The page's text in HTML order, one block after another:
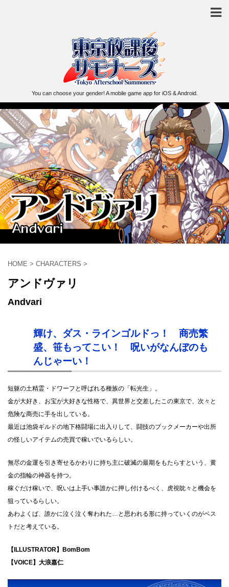
You can choose your gender! A mobile game app for iOS & Android.
HOME > CHARACTERS >
アンドヴァリ
Andvari
輝け、ダス・ラインゴルドっ！ 商売繁
盛、笹もってこい！ 呪いがなんぼのも
んじゃーい！
短躯の土精霊・ドワーフと呼ばれる種族の「転光生」。
金が大好き、お宝が大好きな性格で、異世界と交差したこの東京で、次々と
危険な商売に手を出している。
最近は池袋ギルドの地下格闘場に出入りして、闘技のブックメーカーや出所
の怪しいアイテムの売買で稼いでいるらしい。
無尽の金運を引き寄せるかわりに持ち主に破滅の最期をもたらすという、黄
金の指輪の神器を持つ。
稼ぐだけ稼いで、呪いは上手い事誰かに押し付けるべく、虎視眈々と機会を
狙っているらしい。
あわよくば、誰かに泣く泣く奪われた…と思われる形に持っていくのがベス
トだと考えている。
【ILLUSTRATOR】BomBom
【VOICE】大浪嘉仁